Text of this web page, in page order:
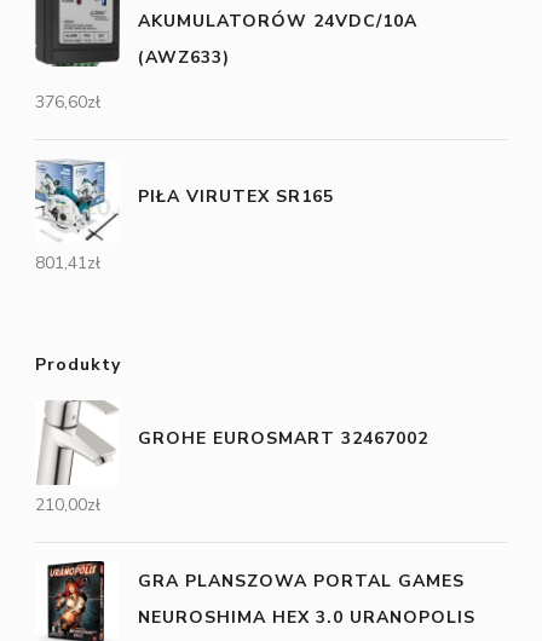
AKUMULATORÓW 24VDC/10A
(AWZ633)
376,60zł
PIŁA VIRUTEX SR165
801,41zł
Produkty
GROHE EUROSMART 32467002
210,00zł
GRA PLANSZOWA PORTAL GAMES
NEUROSHIMA HEX 3.0 URANOPOLIS